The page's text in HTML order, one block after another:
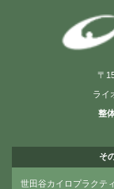
〒
ライ
整
そ
世田谷カイロプラクテ